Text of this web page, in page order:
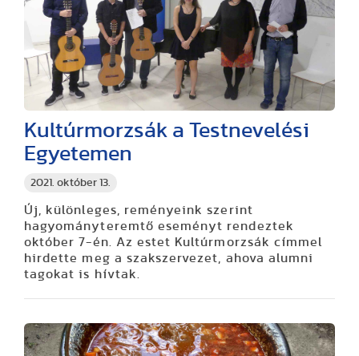
2021. október 13.
Kultúrmorzsák a Testnevelési
Egyetemen
Új, különleges, reményeink szerint
hagyományteremtő eseményt rendeztek
október 7-én. Az estet Kultúrmorzsák címmel
hirdette meg a szakszervezet, ahova alumni
tagokat is hívtak.